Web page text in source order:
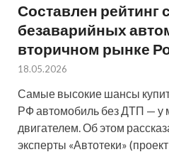
Составлен рейтинг
безаварийных
вторичном рынке
18.05.2026
Самые высокие шансы
РФ автомобиль без ДТП — у
двигателем. Об этом
эксперты «Автотеки»